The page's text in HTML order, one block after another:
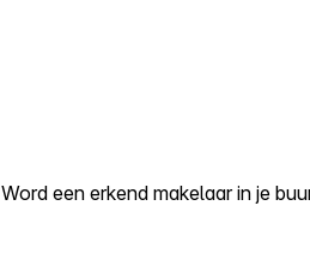
Word een erkend makelaar in je